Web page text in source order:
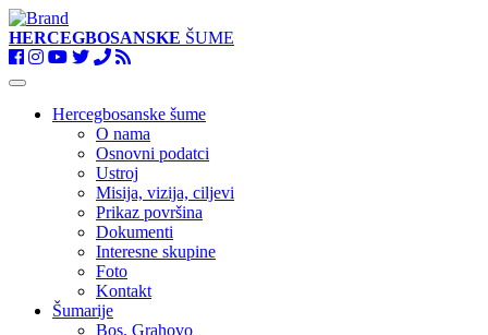
HERCEGBOSANSKE ŠUME
Toggle
navigationHercegbosanske šume
O nama
Osnovni podatci
Ustroj
Misija, vizija, ciljevi
Prikaz površina
Dokumenti
Interesne skupine
Foto
Kontakt
Šumarije
Bos. Grahovo